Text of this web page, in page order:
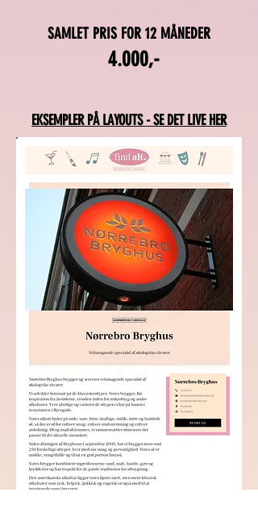
SAMLET PRIS FOR 12 MÅNEDER
4.000,-
EKSEMPLER PÅ LAYOUTS - SE DET LIVE HER